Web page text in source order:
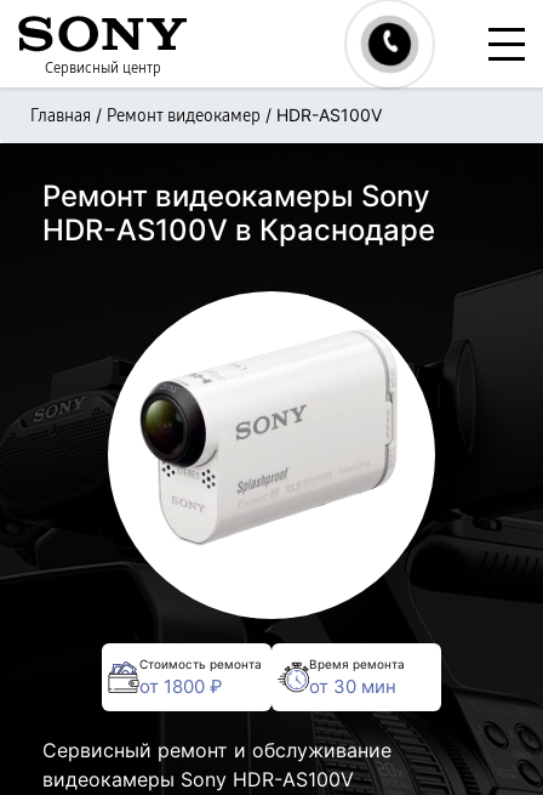
Сервисный центр
Главная / Ремонт видеокамер / HDR-AS100V
Ремонт видеокамеры Sony
HDR-AS100V в Краснодаре
Стоимость ремонта
от 1800 ₽
Время ремонта
от 30 мин
Сервисный ремонт и обслуживание
видеокамеры Sony HDR-AS100V